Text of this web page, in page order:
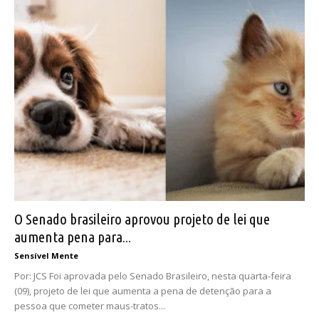
O Senado brasileiro aprovou projeto de lei que
aumenta pena para...
Sensível Mente
Por: JCS Foi aprovada pelo Senado Brasileiro, nesta quarta-feira
(09), projeto de lei que aumenta a pena de detenção para a
pessoa que cometer maus-tratos...